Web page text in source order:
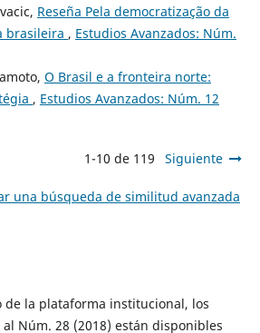
Reseña Pela democratização da
brasileira , Estudios Avanzados: Núm.
O Brasil e a fronteira norte:
, Estudios Avanzados: Núm. 12
1-10 de 119 Siguiente
una búsqueda de similitud avanzada
de la plataforma institucional, los
Núm. 28 (2018) están disponibles